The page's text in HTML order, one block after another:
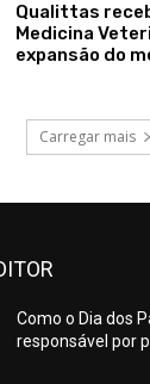
Qualittas
Medicina
expansão do
Carregar mais
Como o Dia dos
responsável por